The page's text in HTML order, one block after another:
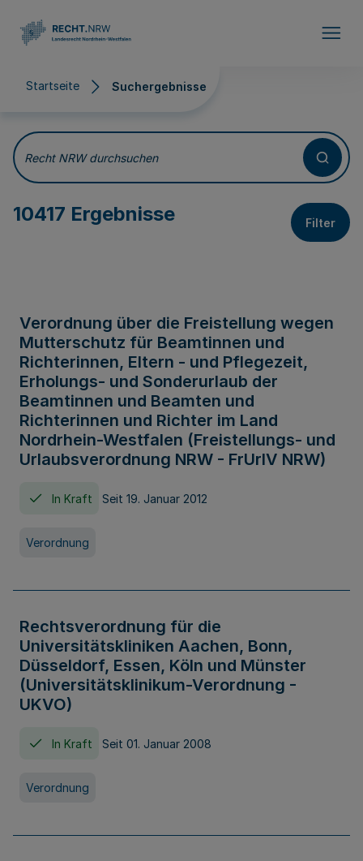
Startseite Suchergebnisse
Suchergebnisse
Recht NRW durchsuchen
10417 Ergebnisse Filter
Verordnung über die Freistellung wegen
Mutterschutz für Beamtinnen und
Richterinnen, Eltern - und Pflegezeit,
Erholungs- und Sonderurlaub der
Beamtinnen und Beamten und
Richterinnen und Richter im Land
Nordrhein-Westfalen (Freistellungs- und
Urlaubsverordnung NRW - FrUrlV NRW)
In Kraft Seit 19. Januar 2012
Verordnung
Rechtsverordnung für die
Universitätskliniken Aachen, Bonn,
Düsseldorf, Essen, Köln und Münster
(Universitätsklinikum-Verordnung -
UKVO)
In Kraft Seit 01. Januar 2008
Verordnung